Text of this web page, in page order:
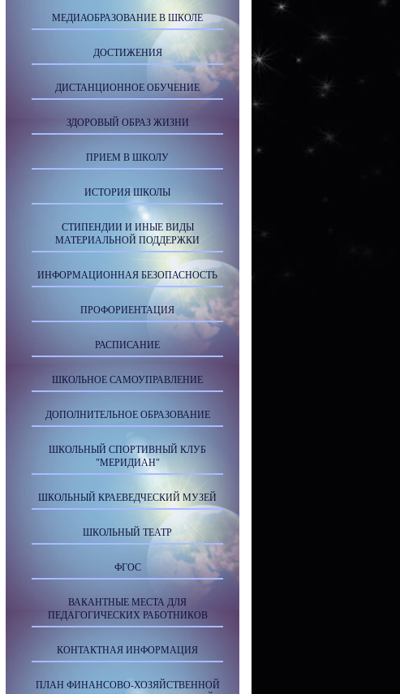
МЕДИАОБРАЗОВАНИЕ В ШКОЛЕ
ДОСТИЖЕНИЯ
ДИСТАНЦИОННОЕ ОБУЧЕНИЕ
ЗДОРОВЫЙ ОБРАЗ ЖИЗНИ
ПРИЕМ В ШКОЛУ
ИСТОРИЯ ШКОЛЫ
СТИПЕНДИИ И ИНЫЕ ВИДЫ
МАТЕРИАЛЬНОЙ ПОДДЕРЖКИ
ИНФОРМАЦИОННАЯ БЕЗОПАСНОСТЬ
ПРОФОРИЕНТАЦИЯ
РАСПИСАНИЕ
ШКОЛЬНОЕ САМОУПРАВЛЕНИЕ
ДОПОЛНИТЕЛЬНОЕ ОБРАЗОВАНИЕ
ШКОЛЬНЫЙ СПОРТИВНЫЙ КЛУБ
"МЕРИДИАН"
ШКОЛЬНЫЙ КРАЕВЕДЧЕСКИЙ МУЗЕЙ
ШКОЛЬНЫЙ ТЕАТР
ФГОС
ВАКАНТНЫЕ МЕСТА ДЛЯ
ПЕДАГОГИЧЕСКИХ РАБОТНИКОВ
КОНТАКТНАЯ ИНФОРМАЦИЯ
ПЛАН ФИНАНСОВО-ХОЗЯЙСТВЕННОЙ